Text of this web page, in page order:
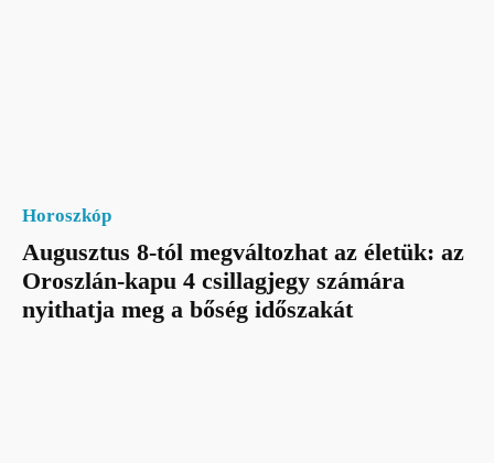
Horoszkóp
Augusztus 8-tól megváltozhat az életük: az
Oroszlán-kapu 4 csillagjegy számára
nyithatja meg a bőség időszakát